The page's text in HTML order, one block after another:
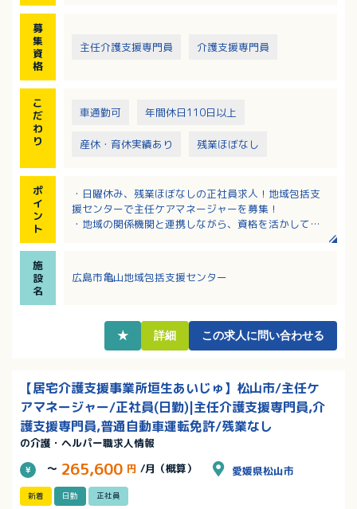
募
集
資
格
主任介護支援専門員 介護支援専門員
こ
だ
わ
り
車通勤可 年間休日110日以上
産休・育休実績あり 残業ほぼなし
ポ
イ
ン
ト
・日曜休み、残業ほぼなしの正社員求人！地域包括支
援センターで主任ケアマネージャーを募集！
・地域の関係機関と連携しながら、資格を活かして高
す！
・月平均時間外労働は1時間と少なく、プライベートと
続による特別休暇もあります
・マイカー通勤可・駐車場完備で通勤手当は実費支給
施
設
名
広島市亀山地域包括支援センター
★ 詳細 この求人に問い合わせる
【居宅介護支援事業所垣生あいじゅ】松山市/主任ケ
アマネージャー/正社員(日勤)|主任介護支援専門員,介
護支援専門員,普通自動車運転免許/残業なし
の介護・ヘルパー職求人情報
～ 265,600 円 /月（概算） 愛媛県松山市
新着 日勤 正社員